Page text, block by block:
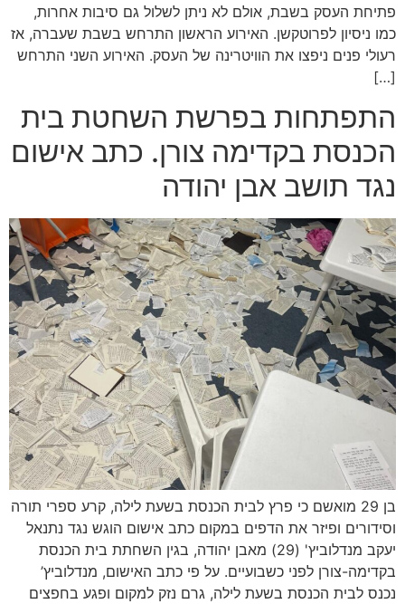
פתיחת העסק בשבת, אולם לא ניתן לשלול גם סיבות אחרות,
כמו ניסיון לפרוטקשן. האירוע הראשון התרחש בשבת שעברה, אז
רעולי פנים ניפצו את הוויטרינה של העסק. האירוע השני התרחש
[…]
התפתחות בפרשת השחטת בית
הכנסת בקדימה צורן. כתב אישום
נגד תושב אבן יהודה
בן 29 מואשם כי פרץ לבית הכנסת בשעת לילה, קרע ספרי תורה
וסידורים ופיזר את הדפים במקום כתב אישום הוגש נגד נתנאל
יעקב מנדלוביץ' (29) מאבן יהודה, בגין השחתת בית הכנסת
בקדימה-צורן לפני כשבועיים. על פי כתב האישום, מנדלוביץ’
נכנס לבית הכנסת בשעת לילה, גרם נזק למקום ופגע בחפצים